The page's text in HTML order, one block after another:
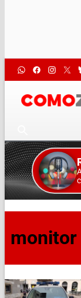
monitor